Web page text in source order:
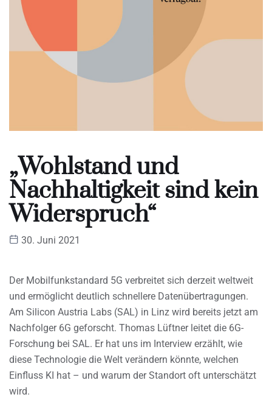
„Wohlstand und
Nachhaltigkeit sind kein
Widerspruch“
30. Juni 2021
Der Mobilfunkstandard 5G verbreitet sich derzeit weltweit
und ermöglicht deutlich schnellere Datenübertragungen.
Am Silicon Austria Labs (SAL) in Linz wird bereits jetzt am
Nachfolger 6G geforscht. Thomas Lüftner leitet die 6G-
Forschung bei SAL. Er hat uns im Interview erzählt, wie
diese Technologie die Welt verändern könnte, welchen
Einfluss KI hat – und warum der Standort oft unterschätzt
wird.